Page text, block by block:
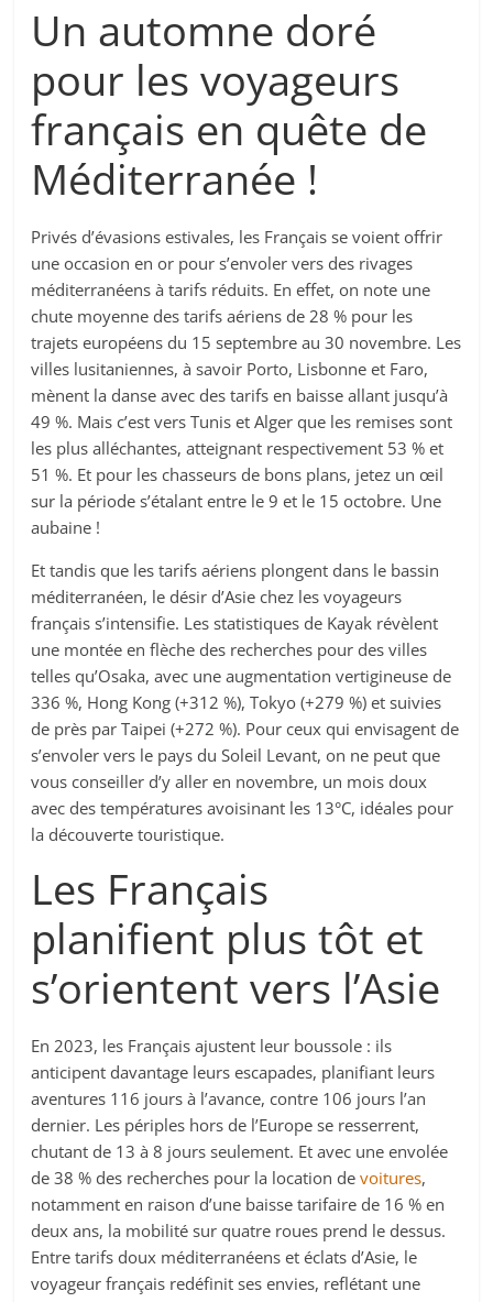
Un automne doré
pour les voyageurs
français en quête de
Méditerranée !
Privés d’évasions estivales, les Français se voient offrir
une occasion en or pour s’envoler vers des rivages
méditerranéens à tarifs réduits. En effet, on note une
chute moyenne des tarifs aériens de 28 % pour les
trajets européens du 15 septembre au 30 novembre. Les
villes lusitaniennes, à savoir Porto, Lisbonne et Faro,
mènent la danse avec des tarifs en baisse allant jusqu’à
49 %. Mais c’est vers Tunis et Alger que les remises sont
les plus alléchantes, atteignant respectivement 53 % et
51 %. Et pour les chasseurs de bons plans, jetez un œil
sur la période s’étalant entre le 9 et le 15 octobre. Une
aubaine !
Et tandis que les tarifs aériens plongent dans le bassin
méditerranéen, le désir d’Asie chez les voyageurs
français s’intensifie. Les statistiques de Kayak révèlent
une montée en flèche des recherches pour des villes
telles qu’Osaka, avec une augmentation vertigineuse de
336 %, Hong Kong (+312 %), Tokyo (+279 %) et suivies
de près par Taipei (+272 %). Pour ceux qui envisagent de
s’envoler vers le pays du Soleil Levant, on ne peut que
vous conseiller d’y aller en novembre, un mois doux
avec des températures avoisinant les 13°C, idéales pour
la découverte touristique.
Les Français
planifient plus tôt et
s’orientent vers l’Asie
En 2023, les Français ajustent leur boussole : ils
anticipent davantage leurs escapades, planifiant leurs
aventures 116 jours à l’avance, contre 106 jours l’an
dernier. Les périples hors de l’Europe se resserrent,
chutant de 13 à 8 jours seulement. Et avec une envolée
de 38 % des recherches pour la location devoitures,
notamment en raison d’une baisse tarifaire de 16 % en
deux ans, la mobilité sur quatre roues prend le dessus.
Entre tarifs doux méditerranéens et éclats d’Asie, le
voyageur français redéfinit ses envies, reflétant une